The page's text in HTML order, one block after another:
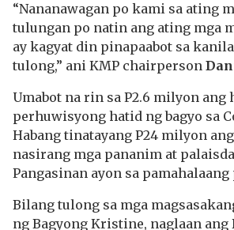
“Nananawagan po kami sa ating
tulungan po natin ang ating mga
ay kagyat din pinapaabot sa
tulong,” ani KMP chairperson
Umabot na rin sa P2.6 milyon ang
perhuwisyong hatid ng bagyo sa
Habang tinatayang P24 milyon
nasirang mga pananim at
Pangasinan ayon sa
Bilang tulong sa mga
ng Bagyong Kristine, naglaan ang